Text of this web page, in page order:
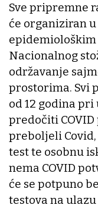
Sve pripremne
će organiziran
Nacionalnog
održavanje
prostorima. Svi
od 12 godina
predočiti
preboljeli
test te osobnu
nema COVID
će se potpuno
testova na